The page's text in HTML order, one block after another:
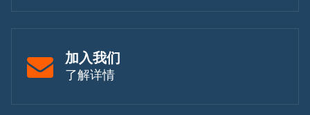
加入我们
了解详情